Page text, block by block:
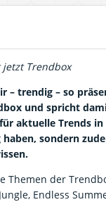
Trendbox
– trendig – so
und spricht
aktuelle Trends in
sondern
Themen der
Endless